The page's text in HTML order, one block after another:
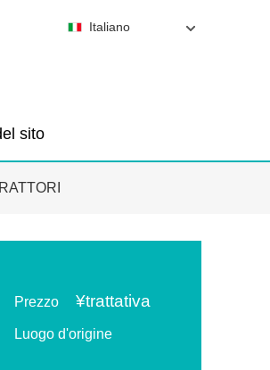
sito
Italiano
Prezzo ¥trattativa
Luogo d'origine